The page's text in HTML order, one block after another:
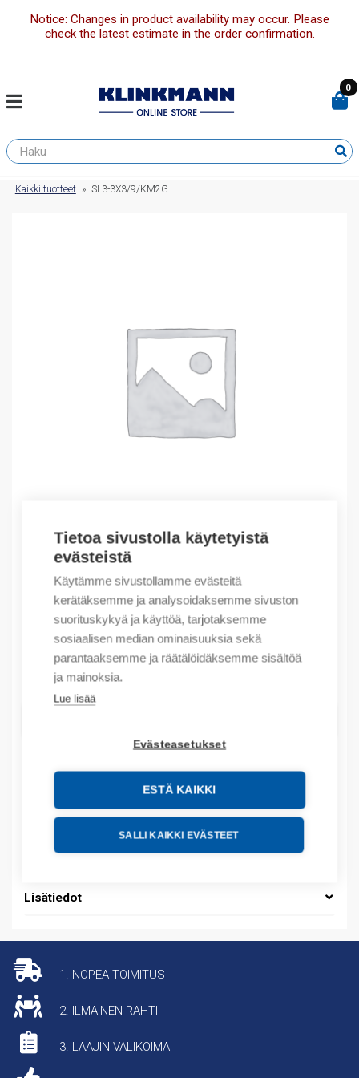
Tietoa sivustolla käytetyistä
evästeistä
Käytämme sivustollamme evästeitä
kerätäksemme ja analysoidaksemme sivuston
suorituskykyä ja käyttöä, tarjotaksemme
sosiaalisen median ominaisuuksia sekä
parantaaksemme ja räätälöidäksemme sisältöä
ja mainoksia.
Lue lisää
Evästeasetukset
ESTÄ KAIKKI
SALLI KAIKKI EVÄSTEET
Notice: Changes in product availability may occur. Please
check the latest estimate in the order confirmation.
0
Kaikki tuotteet » SL3-3X3/9/KM2G
Outlet – Erikoishinnat
SL3-3X3/9/KM2G
133,68€/ myyntierä
Myyntierä sis. 1 kpl
Varastossa
Tilauskoodi: L3096004
Tuotteen tullikoodi: 85363090
Lisätiedot
1. NOPEA TOIMITUS
2. ILMAINEN RAHTI
3. LAAJIN VALIKOIMA